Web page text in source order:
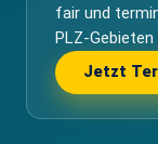
fair und
PLZ-Gebieten
Jetzt